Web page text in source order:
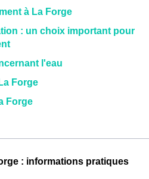
à La Forge
: un choix important pour
l'eau
Forge
Forge
: informations pratiques